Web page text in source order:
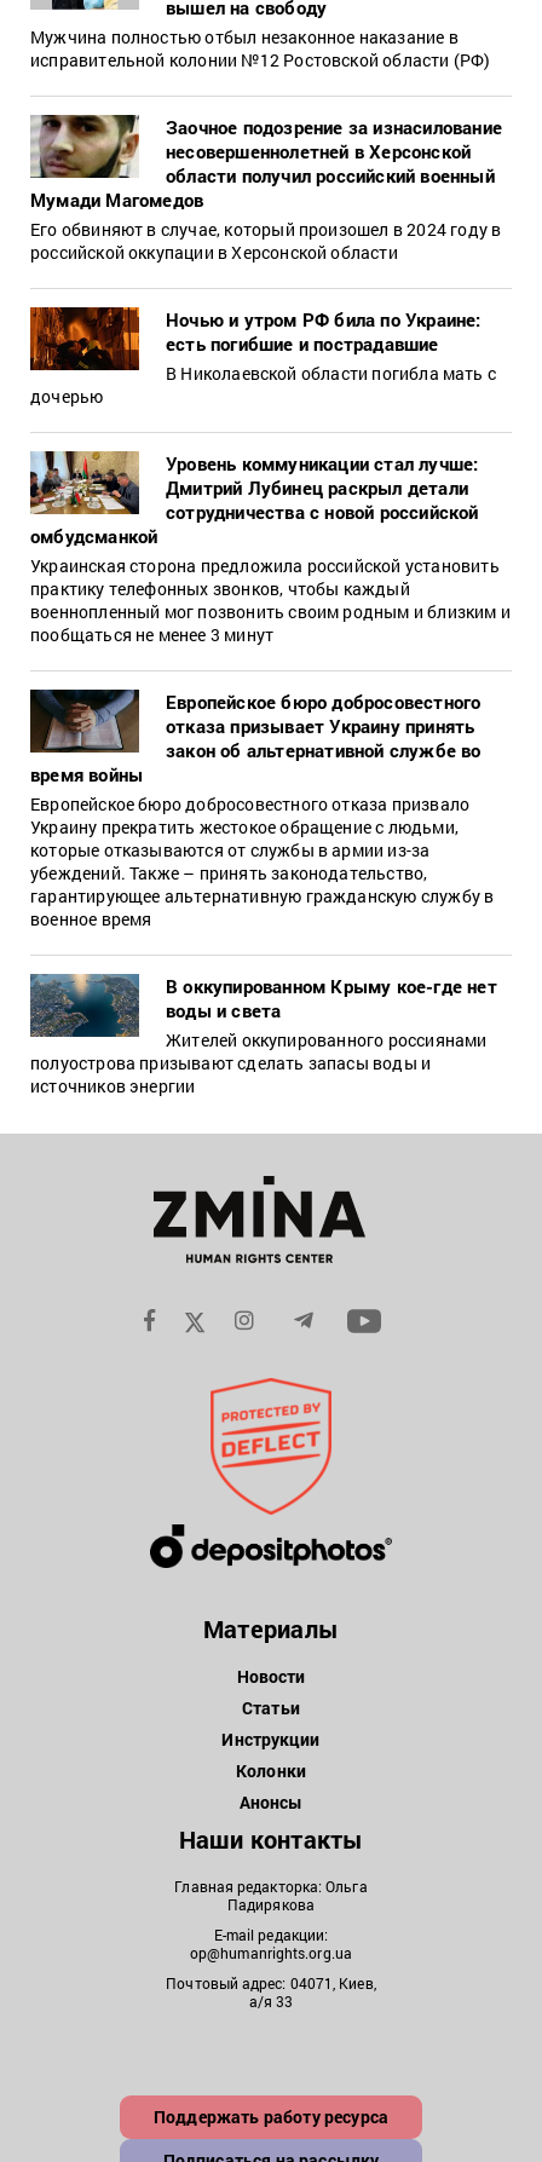
вышел на свободу
Мужчина полностью отбыл незаконное наказание в
исправительной колонии №12 Ростовской области (РФ)
Заочное подозрение за изнасилование
несовершеннолетней в Херсонской
области получил российский военный
Мумади Магомедов
Его обвиняют в случае, который произошел в 2024 году в
российской оккупации в Херсонской области
Ночью и утром РФ била по Украине:
есть погибшие и пострадавшие
В Николаевской области погибла мать с
дочерью
Уровень коммуникации стал лучше:
Дмитрий Лубинец раскрыл детали
сотрудничества с новой российской
омбудсманкой
Украинская сторона предложила российской установить
практику телефонных звонков, чтобы каждый
военнопленный мог позвонить своим родным и близким и
пообщаться не менее 3 минут
Европейское бюро добросовестного
отказа призывает Украину принять
закон об альтернативной службе во
время войны
Европейское бюро добросовестного отказа призвало
Украину прекратить жестокое обращение с людьми,
которые отказываются от службы в армии из-за
убеждений. Также – принять законодательство,
гарантирующее альтернативную гражданскую службу в
военное время
В оккупированном Крыму кое-где нет
воды и света
Жителей оккупированного россиянами
полуострова призывают сделать запасы воды и
источников энергии
Материалы
Новости
Статьи
Инструкции
Колонки
Анонсы
Наши контакты
Главная редакторка: Ольга
Падирякова
E-mail редакции:
op@humanrights.org.ua
Почтовый адрес: 04071, Киев,
а/я 33
Поддержать работу ресурса